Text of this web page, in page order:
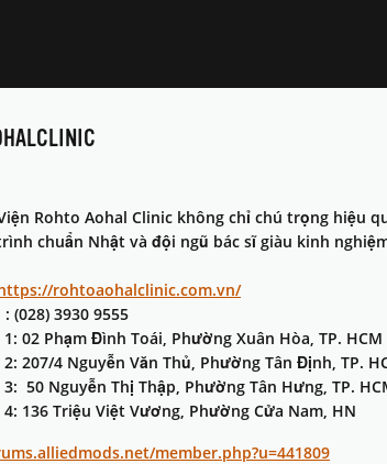
Rohto Aohal Clinic không chỉ chú trọng hiệu
chuẩn Nhật và đội ngũ bác sĩ giàu kinh
rohtoaohalclinic.com.vn/
(028) 3930 9555
02 Phạm Đình Toái, Phường Xuân Hòa, TP. HCM
207/4 Nguyễn Văn Thủ, Phường Tân Định, TP.
50 Nguyễn Thị Thập, Phường Tân Hưng, TP.
136 Triệu Việt Vương, Phường Cửa Nam, HN
member.php?u=441809